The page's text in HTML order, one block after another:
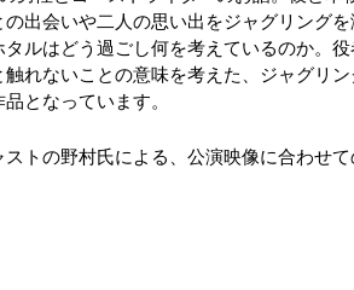
の出会いや二人の思い出をジャグリング
ルはどう過ごし何を考えているのか。
れないことの意味を考えた、ジャグリ
となっています。
トの野村氏による、公演映像に合わせ